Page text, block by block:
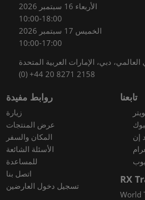
الأربعاء 16 سبتمبر 2026
10:00-18:00
الخميس 17 سبتمبر 2026
10:00-17:00
دبي، الإمارات العربية المتحدة
(0) +44 20 8271 2158
روابط مفيدة
زيارة
عرض المنتجات
المكان والسفر
الأسئلة الشائعة
للمساعدة
اتصل بنا
تسجيل دخول العارضين
تابعنا
إن
RX
World